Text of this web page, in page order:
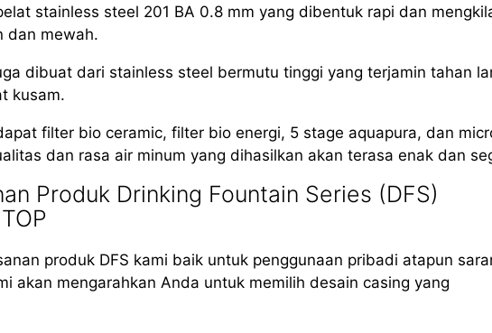
stainless steel 201 BA 0.8 mm yang dibentuk rapi dan
dan mewah.
dibuat dari stainless steel bermutu tinggi yang terjamin tahan
kusam.
filter bio ceramic, filter bio energi, 5 stage aquapura, dan
dan rasa air minum yang dihasilkan akan terasa enak dan
Produk Drinking Fountain Series (DFS)
produk DFS kami baik untuk penggunaan pribadi atapun
akan mengarahkan Anda untuk memilih desain casing yang